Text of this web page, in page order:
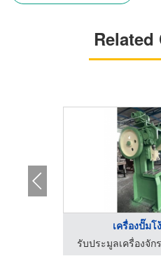
Related
เครื่องปั๊มโ
รับประมูลเครื่องจัก